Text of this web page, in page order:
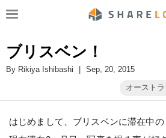
ブリスベン！
By Rikiya Ishibashi
Sep, 20, 2015
オースト
はじめまして、ブリスベンに滞在中の